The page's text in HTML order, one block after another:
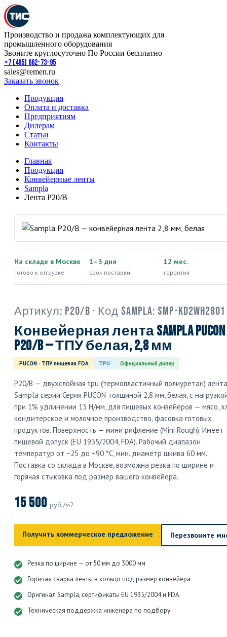
Производство и продажа комплектующих для
промышленного оборудования
Звоните круглосуточно По России бесплатно
+7 (495) 662-73-95
sales@remen.ru
Заказать звонок
Продукция
Оплата и доставка
Предприятиям
Дилерам
Статьи
Контакты
Главная
Продукция
Конвейерные ленты
Sampla
Лента P20/B
На складе в Москве
готово к отгрузке
1–3 дня
срок поставки
12 мес.
гарантия
Артикул: P20/B · Код Sampla: SMP-KD2WH2801
Конвейерная лента Sampla PUCON
P20/B — ТПУ белая, 2,8 мм
PUCON · ТПУ пищевая FDA TPU Официальный дилер
P20/B — двухслойная tpu (термопластичный полиуретан) лента
Sampla серии Серия PUCON толщиной 2,8 мм, белая, с
при 1% удлинении 13 Н/мм, для пищевых конвейеров — мясо,
кондитерское и молочное производство, фасовка готовых
продуктов. Поверхность — мини рифление (Mini Rough). Имеет
пищевой допуск (EU 1935/2004, FDA). Рабочий диапазон
температур от −25 до +90 °C, мин. диаметр шкива 60 мм.
Поставка со склада в Москве, возможна резка по ширине и
горячая стыковка под размер вашего конвейера.
15 500 руб./м2
Получить коммерческое предложение Перезвоните
Резка по ширине — от 50 мм до 3000 мм
Горячая сварка ленты в кольцо под размер конвейера
Оригинал Sampla, сертификаты EU 1935/2004 и FDA
Техническая поддержка инженера по подбору